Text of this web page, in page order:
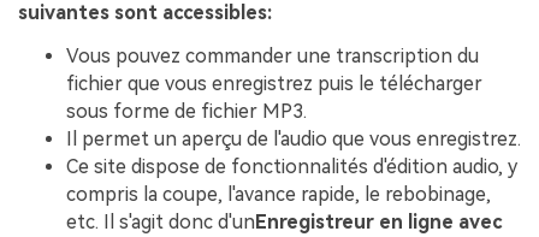
suivantes sont accessibles:
Vous pouvez commander une transcription du
fichier que vous enregistrez puis le télécharger
sous forme de fichier MP3.
Il permet un aperçu de l'audio que vous enregistrez.
Ce site dispose de fonctionnalités d'édition audio, y
compris la coupe, l'avance rapide, le rebobinage,
etc. Il s'agit donc d'unEnregistreur en ligne avec